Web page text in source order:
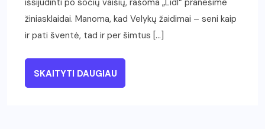
žiniasklaidai. Manoma, kad Velykų žaidimai – seni kaip
ir pati šventė, tad ir per šimtus […]
SKAITYTI DAUGIAU